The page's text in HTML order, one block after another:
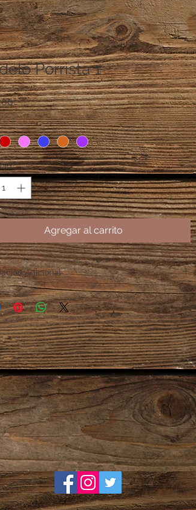
Porrista 1
Precio
*
Agregar al carrito
Adicional
de producción 10 días hábiles.
de pedidos personalizados te pedimos estés
a tu correo electrónico, por este medio te
el diseño para que lo autorices antes de
a producción. No se manda a producción sin
situados en la categoría Modelos
pueden variar de un día a otro.
estos productos se envían una vez
el pago del comprador.
finalizada la producción se envía por correo
la guía de rastreo de la mensajería.
es el responsable de rastrear su
DCArte no se hace responsable por fallas